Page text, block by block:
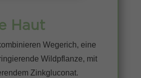
Haut
Wegerich, eine
Wildpflanze, mit
Zinkgluconat.